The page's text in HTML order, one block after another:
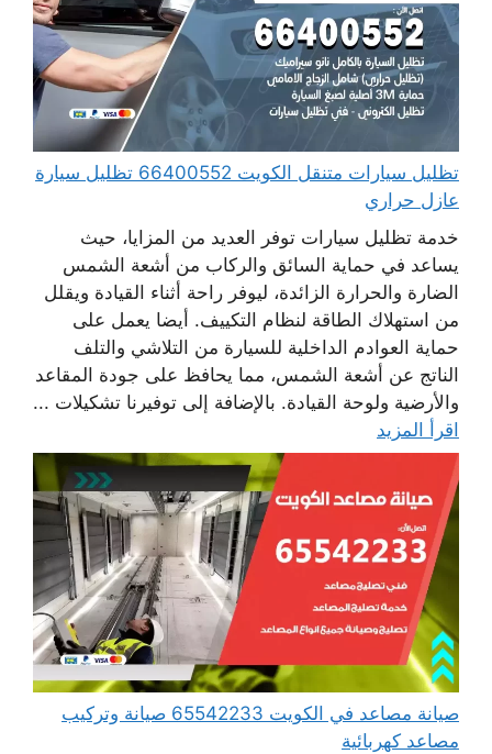
تظليل سيارات متنقل الكويت 66400552 تظليل سيارة
عازل حراري
خدمة تظليل سيارات توفر العديد من المزايا، حيث
يساعد في حماية السائق والركاب من أشعة الشمس
الضارة والحرارة الزائدة، ليوفر راحة أثناء القيادة ويقلل
من استهلاك الطاقة لنظام التكييف. أيضا يعمل على
حماية العوادم الداخلية للسيارة من التلاشي والتلف
الناتج عن أشعة الشمس، مما يحافظ على جودة المقاعد
والأرضية ولوحة القيادة. بالإضافة إلى توفيرنا تشكيلات ...
اقرأ المزيد
صيانة مصاعد في الكويت 65542233 صيانة وتركيب
مصاعد كهربائية